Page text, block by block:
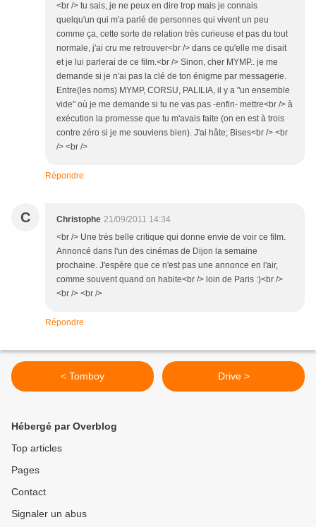
<br /> tu sais, je ne peux en dire trop mais je connais
quelqu'un qui m'a parlé de personnes qui vivent un peu
comme ça, cette sorte de relation très curieuse et pas du tout
normale, j'ai cru me retrouver<br /> dans ce qu'elle me disait
et je lui parlerai de ce film.<br /> Sinon, cher MYMP.. je me
demande si je n'ai pas la clé de ton énigme par messagerie.
Entre(les noms) MYMP, CORSU, PALILIA, il y a "un ensemble
vide" où je me demande si tu ne vas pas -enfin- mettre<br /> à
exécution la promesse que tu m'avais faite (on en est à trois
contre zéro si je me souviens bien). J'ai hâte; Bises<br /> <br
/> <br />
Répondre
C Christophe 21/09/2011 14:34
<br /> Une très belle critique qui donne envie de voir ce film.
Annoncé dans l'un des cinémas de Dijon la semaine
prochaine. J'espère que ce n'est pas une annonce en l'air,
comme souvent quand on habite<br /> loin de Paris :)<br />
<br /> <br />
Répondre
< Tomboy Drive >
Hébergé par Overblog
Top articles
Pages
Contact
Signaler un abus